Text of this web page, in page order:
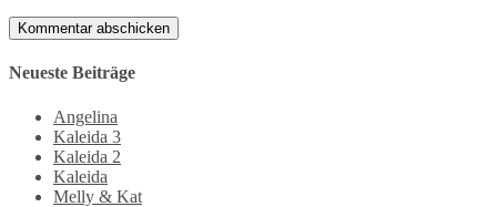
Neueste Beiträge
Angelina
Kaleida 3
Kaleida 2
Kaleida
Melly & Kat